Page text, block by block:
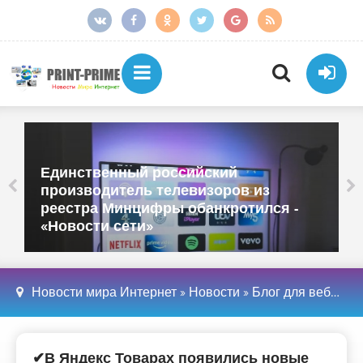
Единственный российский
производитель телевизоров из
реестра Минцифры обанкротился -
«Новости сети»
Новости мира Интернет » Новости » Блог для вебмастеров
✔В Яндекс Товарах появились новые